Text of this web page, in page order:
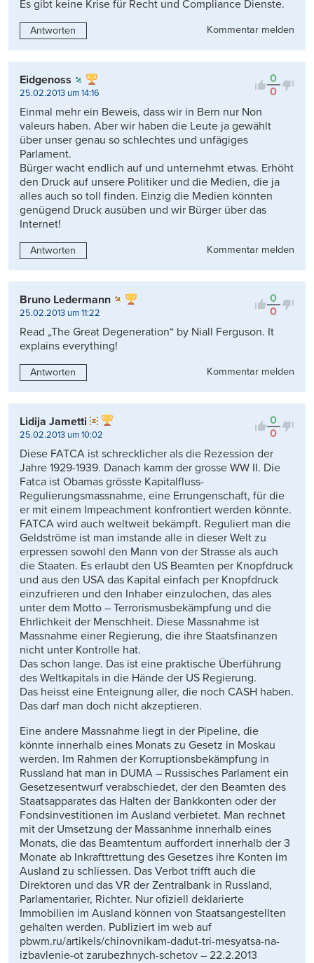
Es gibt keine Krise für Recht und Compliance Dienste.
Antworten Kommentar melden
0
0
Eidgenoss
25.02.2013 um 14:16
Einmal mehr ein Beweis, dass wir in Bern nur Non
valeurs haben. Aber wir haben die Leute ja gewählt
über unser genau so schlechtes und unfägiges
Parlament.
Bürger wacht endlich auf und unternehmt etwas. Erhöht
den Druck auf unsere Politiker und die Medien, die ja
alles auch so toll finden. Einzig die Medien könnten
genügend Druck ausüben und wir Bürger über das
Internet!
Antworten Kommentar melden
0
0
Bruno Ledermann
25.02.2013 um 11:22
Read „The Great Degeneration“ by Niall Ferguson. It
explains everything!
Antworten Kommentar melden
0
0
Lidija Jametti
25.02.2013 um 10:02
Diese FATCA ist schrecklicher als die Rezession der
Jahre 1929-1939. Danach kamm der grosse WW II. Die
Fatca ist Obamas grösste Kapitalfluss-
Regulierungsmassnahme, eine Errungenschaft, für die
er mit einem Impeachment konfrontiert werden könnte.
FATCA wird auch weltweit bekämpft. Reguliert man die
Geldströme ist man imstande alle in dieser Welt zu
erpressen sowohl den Mann von der Strasse als auch
die Staaten. Es erlaubt den US Beamten per Knopfdruck
und aus den USA das Kapital einfach per Knopfdruck
einzufrieren und den Inhaber einzulochen, das ales
unter dem Motto – Terrorismusbekämpfung und die
Ehrlichkeit der Menschheit. Diese Massnahme ist
Massnahme einer Regierung, die ihre Staatsfinanzen
nicht unter Kontrolle hat.
Das schon lange. Das ist eine praktische Überführung
des Weltkapitals in die Hände der US Regierung.
Das heisst eine Enteignung aller, die noch CASH haben.
Das darf man doch nicht akzeptieren.
Eine andere Massnahme liegt in der Pipeline, die
könnte innerhalb eines Monats zu Gesetz in Moskau
werden. Im Rahmen der Korruptionsbekämpfung in
Russland hat man in DUMA – Russisches Parlament ein
Gesetzesentwurf verabschiedet, der den Beamten des
Staatsapparates das Halten der Bankkonten oder der
Fondsinvestitionen im Ausland verbietet. Man rechnet
mit der Umsetzung der Massanhme innerhalb eines
Monats, die das Beamtentum auffordert innerhalb der 3
Monate ab Inkrafttrettung des Gesetzes ihre Konten im
Ausland zu schliessen. Das Verbot trifft auch die
Direktoren und das VR der Zentralbank in Russland,
Parlamentarier, Richter. Nur ofiziell deklarierte
Immobilien im Ausland können von Staatsangestellten
gehalten werden. Publiziert im web auf
pbwm.ru/artikels/chinovnikam-dadut-tri-mesyatsa-na-
izbavlenie-ot zarubezhnych-schetov – 22.2.2013